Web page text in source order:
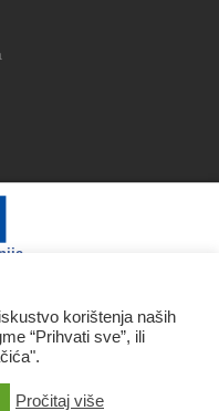
razvoj.
korištenja naših
“Prihvati sve”, ili
Pročitaj više